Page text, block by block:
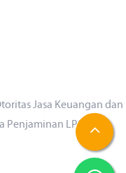
Jasa Keuangan dan
Penjaminan LPS